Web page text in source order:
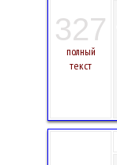
327
полный
текст